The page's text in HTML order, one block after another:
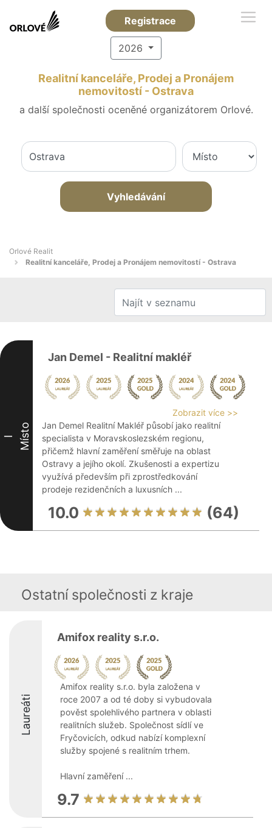
Registrace
2026
Realitní kanceláře, Prodej a Pronájem
nemovitostí - Ostrava
a další společnosti oceněné organizátorem Orlové.
Vyhledávání
Orlové Realit
Realitní kanceláře, Prodej a Pronájem nemovitostí - Ostrava
I Místo
Jan Demel - Realitní makléř
Zobrazit více >>
Jan Demel Realitní Makléř působí jako realitní
specialista v Moravskoslezském regionu,
přičemž hlavní zaměření směřuje na oblast
Ostravy a jejího okolí. Zkušenosti a expertizu
využívá především při zprostředkování
prodeje rezidenčních a luxusních ...
10.0 (64)
Ostatní společnosti z kraje
Laureáti
Amifox reality s.r.o.
Amifox reality s.r.o. byla založena v
roce 2007 a od té doby si vybudovala
pověst spolehlivého partnera v oblasti
realitních služeb. Společnost sídlí ve
Fryčovicích, odkud nabízí komplexní
služby spojené s realitním trhem.
Hlavní zaměření ...
9.7